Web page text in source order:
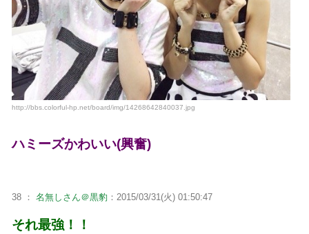
http://bbs.colorful-hp.net/board/img/14268642840037.jpg
ハミーズかわいい(興奮)
38 ： 名無しさん＠黒豹 ：2015/03/31(火) 01:50:47
それ最強！！